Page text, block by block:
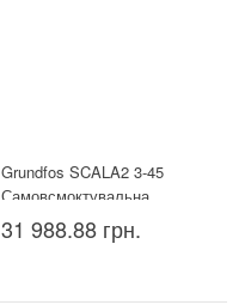
Grundfos SCALA2 3-45
Самовсмоктувальна
насосна установка
31 988.88 грн.